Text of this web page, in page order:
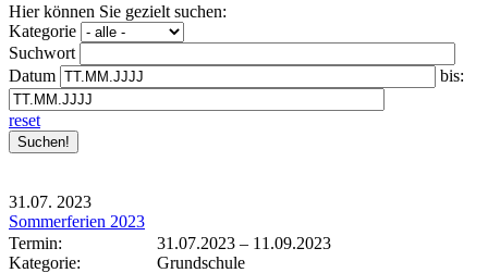
Hier können Sie gezielt suchen:
Kategorie
Suchwort
Datum
bis:
reset
31.07. 2023
Sommerferien 2023
Termin:
31.07.2023 – 11.09.2023
Kategorie:
Grundschule